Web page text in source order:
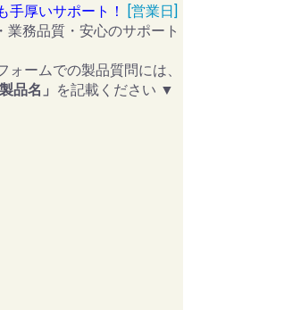
手厚いサポート！
[営業日]
業務品質・安心のサポート
ォームでの製品質問には、
品名」 を記載ください ▼